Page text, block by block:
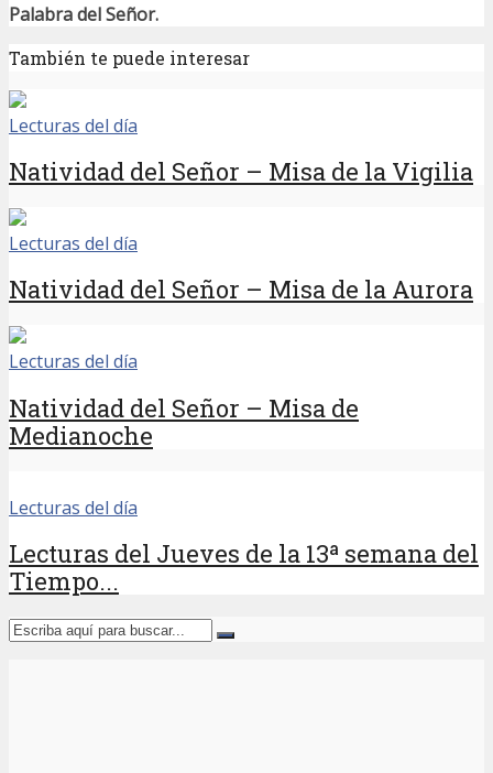
Palabra del Señor.
También te puede interesar
Lecturas del día
Natividad del Señor – Misa de la Vigilia
Lecturas del día
Natividad del Señor – Misa de la Aurora
Lecturas del día
Natividad del Señor – Misa de
Medianoche
Lecturas del día
Lecturas del Jueves de la 13ª semana del
Tiempo...